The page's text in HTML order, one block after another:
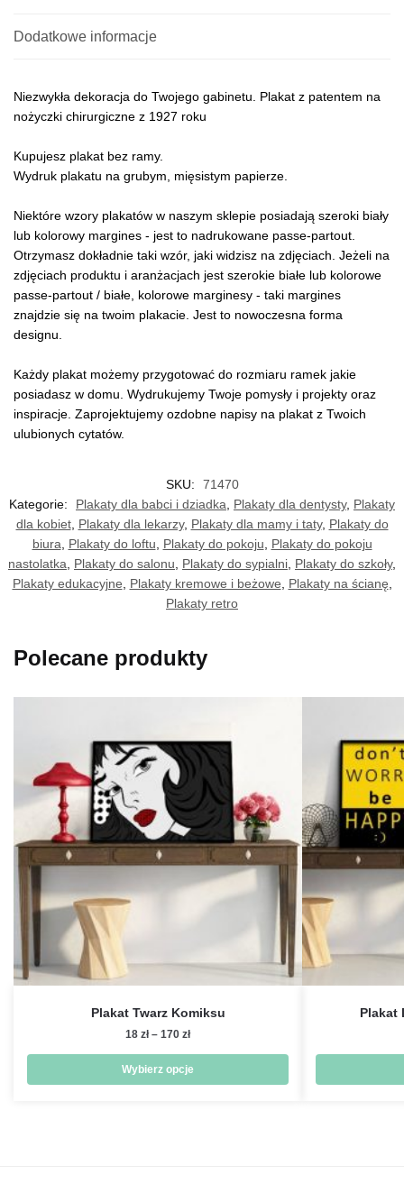
Dodatkowe informacje
Niezwykła dekoracja do Twojego gabinetu. Plakat z patentem na
nożyczki chirurgiczne z 1927 roku
Kupujesz plakat bez ramy.
Wydruk plakatu na grubym, mięsistym papierze.
Niektóre wzory plakatów w naszym sklepie posiadają szeroki biały
lub kolorowy margines - jest to nadrukowane passe-partout.
Otrzymasz dokładnie taki wzór, jaki widzisz na zdjęciach. Jeżeli na
zdjęciach produktu i aranżacjach jest szerokie białe lub kolorowe
passe-partout / białe, kolorowe marginesy - taki margines
znajdzie się na twoim plakacie. Jest to nowoczesna forma
designu.
Każdy plakat możemy przygotować do rozmiaru ramek jakie
posiadasz w domu. Wydrukujemy Twoje pomysły i projekty oraz
inspiracje. Zaprojektujemy ozdobne napisy na plakat z Twoich
ulubionych cytatów.
SKU:
71470
Kategorie:
Plakaty dla babci i dziadka, Plakaty dla dentysty, Plakaty
dla kobiet, Plakaty dla lekarzy, Plakaty dla mamy i taty, Plakaty do
biura, Plakaty do loftu, Plakaty do pokoju, Plakaty do pokoju
nastolatka, Plakaty do salonu, Plakaty do sypialni, Plakaty do szkoły,
Plakaty edukacyjne, Plakaty kremowe i beżowe, Plakaty na ścianę,
Plakaty retro
Polecane produkty
Plakat Twarz Komiksu
18 zł – 170 złZakres
od
18 zł
Wybierz opcje
Plakat